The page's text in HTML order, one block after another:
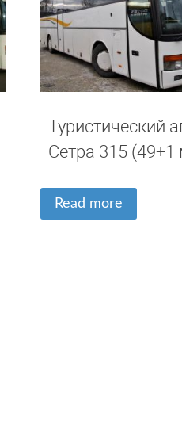
Туристический
Сетра 315 (49+1
Read more